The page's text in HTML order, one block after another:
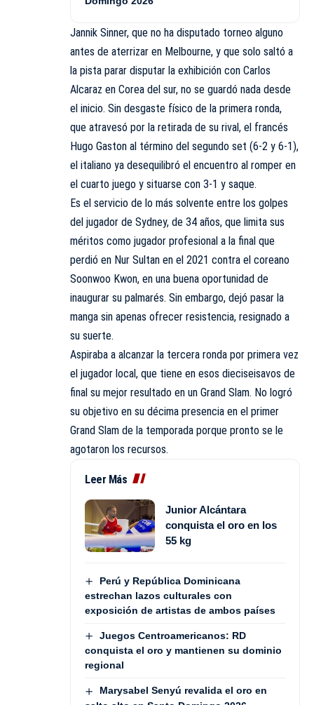
Jannik Sinner, que no ha disputado torneo alguno
antes de aterrizar en Melbourne, y que solo saltó a
la pista parar disputar la exhibición con Carlos
Alcaraz en Corea del sur, no se guardó nada desde
el inicio. Sin desgaste físico de la primera ronda,
que atravesó por la retirada de su rival, el francés
Hugo Gaston al término del segundo set (6-2 y 6-1),
el italiano ya desequilibró el encuentro al romper en
el cuarto juego y situarse con 3-1 y saque.
Es el servicio de lo más solvente entre los golpes
del jugador de Sydney, de 34 años, que limita sus
méritos como jugador profesional a la final que
perdió en Nur Sultan en el 2021 contra el coreano
Soonwoo Kwon, en una buena oportunidad de
inaugurar su palmarés. Sin embargo, dejó pasar la
manga sin apenas ofrecer resistencia, resignado a
su suerte.
Aspiraba a alcanzar la tercera ronda por primera vez
el jugador local, que tiene en esos dieciseisavos de
final su mejor resultado en un Grand Slam. No logró
su objetivo en su décima presencia en el primer
Grand Slam de la temporada porque pronto se le
agotaron los recursos.
Leer Más
Junior Alcántara
conquista el oro en los
55 kg
Perú y República Dominicana
estrechan lazos culturales con
exposición de artistas de ambos países
Juegos Centroamericanos: RD
conquista el oro y mantienen su dominio
regional
Marysabel Senyú revalida el oro en